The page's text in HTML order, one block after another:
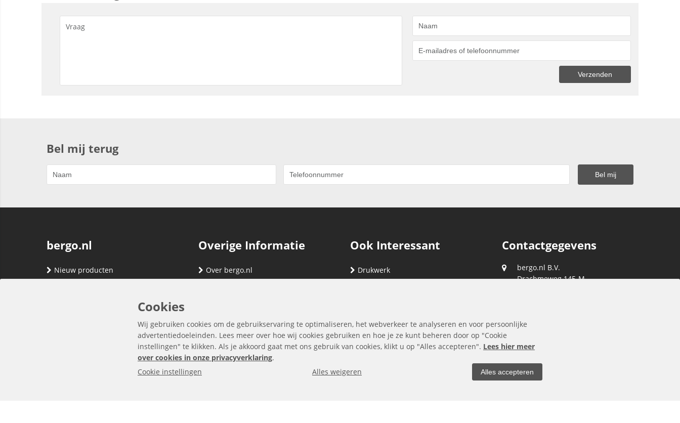
Bel mij terug
bergo.nl
Nieuw producten
Overige Informatie
Over bergo.nl
Algemene Voorwaarden
Privacyverklaring
Ook Interessant
Drukwerk
Contactgegevens
bergo.nl B.V.
Drachmeweg 145-M
Cookies
Wij gebruiken cookies om de gebruikservaring te optimaliseren, het webverkeer te analyseren en voor persoonlijke
advertentiedoeleinden. Lees meer over hoe wij cookies gebruiken en hoe je ze kunt beheren door op "Cookie
instellingen" te klikken. Als je akkoord gaat met ons gebruik van cookies, klikt u op "Alles accepteren". Lees hier meer
over cookies in onze privacyverklaring.
Cookie instellingen
Alles weigeren Alles accepteren